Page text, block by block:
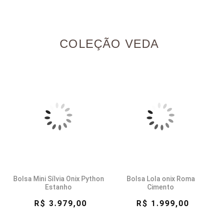
COLEÇÃO VEDA
Bolsa Mini Sílvia Onix Python
Estanho
R$ 3.979,00
Bolsa Lola onix Roma
Cimento
R$ 1.999,00